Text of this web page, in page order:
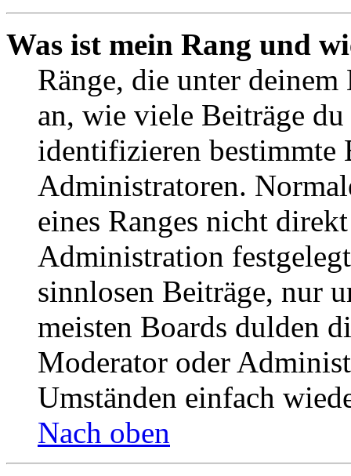
Was ist mein Rang und
Ränge, die unter deinem
an, wie viele Beiträge
identifizieren bestimmte
Administratoren.
eines Ranges nicht
Administration
sinnlosen Beiträge, nur
meisten Boards dulden
Moderator oder
Umständen einfach
Nach oben